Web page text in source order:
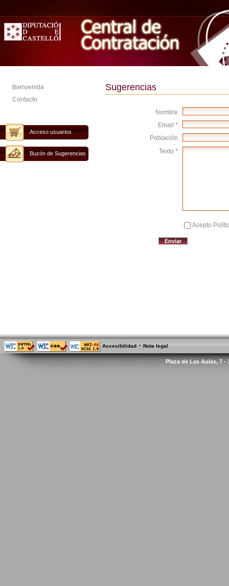
Bienvenida
Contacto
Acceso usuarios
Buzón de Sugerencias
Sugerencias
Nombre
Email *
Población
Texto *
Acepto
Accesibilidad - Nota legal
Plaza de Las Aulas, 7 -